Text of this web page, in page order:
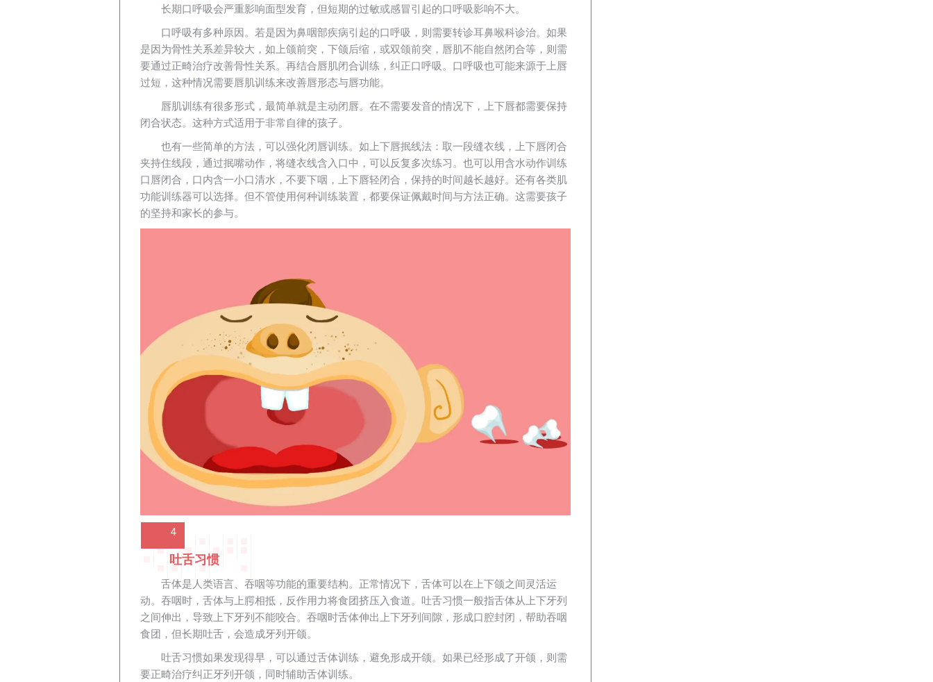
长期口呼吸会严重影响面型发育，但短期的过敏或感冒引起的口呼吸影响不大。
口呼吸有多种原因。若是因为鼻咽部疾病引起的口呼吸，则需要转诊耳鼻喉科诊治。如果
是因为骨性关系差异较大，如上颌前突，下颌后缩，或双颌前突，唇肌不能自然闭合等，则需
要通过正畸治疗改善骨性关系。再结合唇肌闭合训练，纠正口呼吸。口呼吸也可能来源于上唇
过短，这种情况需要唇肌训练来改善唇形态与唇功能。
唇肌训练有很多形式，最简单就是主动闭唇。在不需要发音的情况下，上下唇都需要保持
闭合状态。这种方式适用于非常自律的孩子。
也有一些简单的方法，可以强化闭唇训练。如上下唇抿线法：取一段缝衣线，上下唇闭合
夹持住线段，通过抿嘴动作，将缝衣线含入口中，可以反复多次练习。也可以用含水动作训练
口唇闭合，口内含一小口清水，不要下咽，上下唇轻闭合，保持的时间越长越好。还有各类肌
功能训练器可以选择。但不管使用何种训练装置，都要保证佩戴时间与方法正确。这需要孩子
的坚持和家长的参与。
4
吐舌习惯
舌体是人类语言、吞咽等功能的重要结构。正常情况下，舌体可以在上下颌之间灵活运
动。吞咽时，舌体与上腭相抵，反作用力将食团挤压入食道。吐舌习惯一般指舌体从上下牙列
之间伸出，导致上下牙列不能咬合。吞咽时舌体伸出上下牙列间隙，形成口腔封闭，帮助吞咽
食团，但长期吐舌，会造成牙列开颌。
吐舌习惯如果发现得早，可以通过舌体训练，避免形成开颌。如果已经形成了开颌，则需
要正畸治疗纠正牙列开颌，同时辅助舌体训练。